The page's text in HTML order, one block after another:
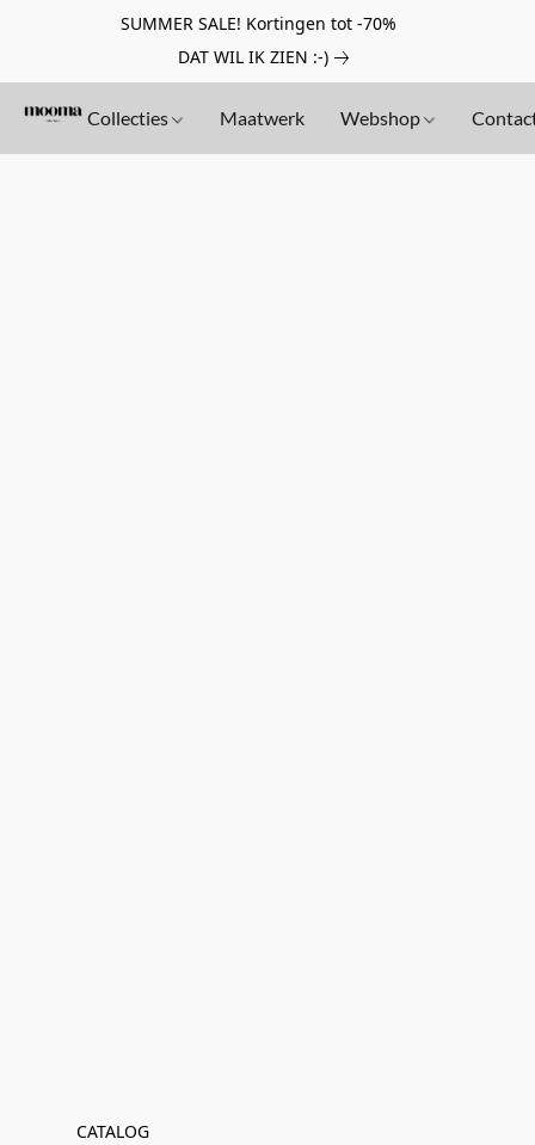
SUMMER SALE! Kortingen tot -70%
DAT WIL IK ZIEN :-)
Collecties Maatwerk Webshop
CATALOG